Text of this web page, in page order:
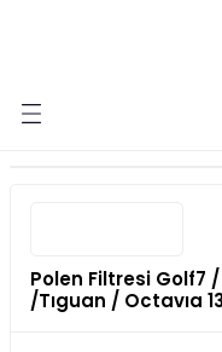
Polen Filtresi Golf7
/Tıguan / Octavıa